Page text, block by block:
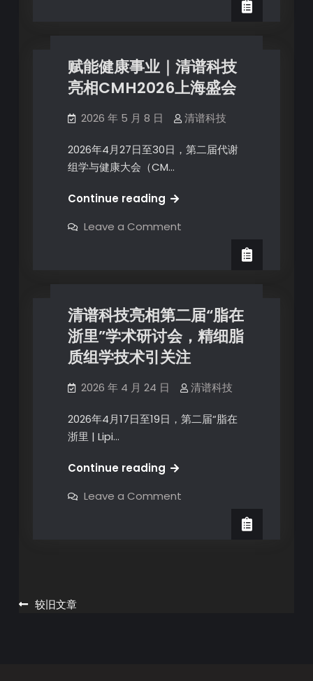
赋能健康事业｜清谱科技
亮相CMH2026上海盛会
2026 年 5 月 8 日 清谱科技
2026年4月27日至30日，第二届代谢
组学与健康大会（CM…
Continue reading
Leave a Comment
清谱科技亮相第二届“脂在
浙里”学术研讨会，精细脂
质组学技术引关注
2026 年 4 月 24 日 清谱科技
2026年4月17日至19日，第二届“脂在
浙里 | Lipi…
Continue reading
Leave a Comment
较旧文章